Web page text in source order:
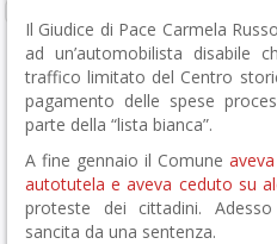
Il Giudice di Pace Carmela
ad un’automobilista disabile
traffico limitato del Centro
pagamento delle spese
parte della “lista bianca”.
A fine gennaio il Comune
autotutela e aveva ceduto su
proteste dei cittadini.
sancita da una sentenza.